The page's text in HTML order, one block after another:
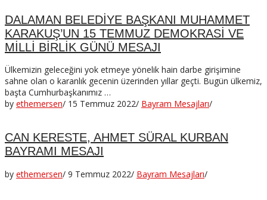
DALAMAN BELEDİYE BAŞKANI MUHAMMET
KARAKUŞ’UN 15 TEMMUZ DEMOKRASİ VE
MİLLİ BİRLİK GÜNÜ MESAJI
Ülkemizin geleceğini yok etmeye yönelik hain darbe girişimine
sahne olan o karanlık gecenin üzerinden yıllar geçti. Bugün ülkemiz,
başta Cumhurbaşkanımız …
by ethemersen/ 15 Temmuz 2022/ Bayram Mesajları/
CAN KERESTE, AHMET SÜRAL KURBAN
BAYRAMI MESAJI
by ethemersen/ 9 Temmuz 2022/ Bayram Mesajları/